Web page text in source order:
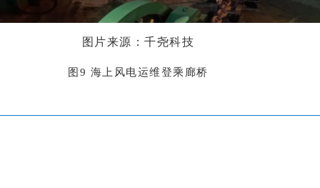
图片来源：千尧科技
图9 海上风电运维登乘廊桥